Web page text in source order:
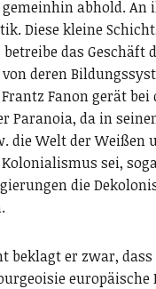
abhold. An
Diese kleine
das Geschäft
deren
Fanon gerät bei
Paranoia, da in
die Welt der Weißen
sei,
die
beklagt er zwar, dass
europäische